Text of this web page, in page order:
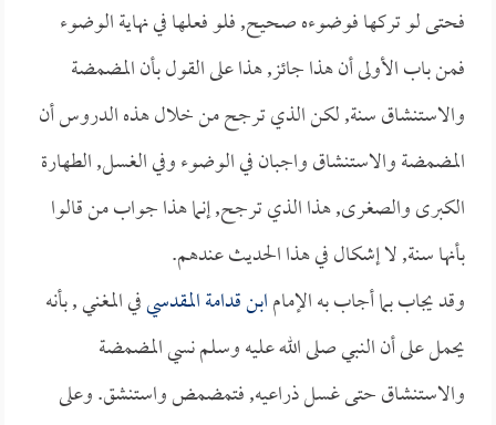
فحتى لو تركها فوضوءه صحيح, فلو فعلها في نهاية الوضوء
فمن باب الأولى أن هذا جائز, هذا على القول بأن المضمضة
والاستنشاق سنة, لكن الذي ترجح من خلال هذه الدروس أن
المضمضة والاستنشاق واجبان في الوضوء وفي الغسل, الطهارة
الكبرى والصغرى, هذا الذي ترجح, إنما هذا جواب من قالوا
بأنها سنة, لا إشكال في هذا الحديث عندهم.
وقد يجاب بما أجاب به الإمامابن قدامة المقدسيفي المغني , بأنه
يحمل على أن النبي صلى الله عليه وسلم نسي المضمضة
والاستنشاق حتى غسل ذراعيه, فتمضمض واستنشق. وعلى